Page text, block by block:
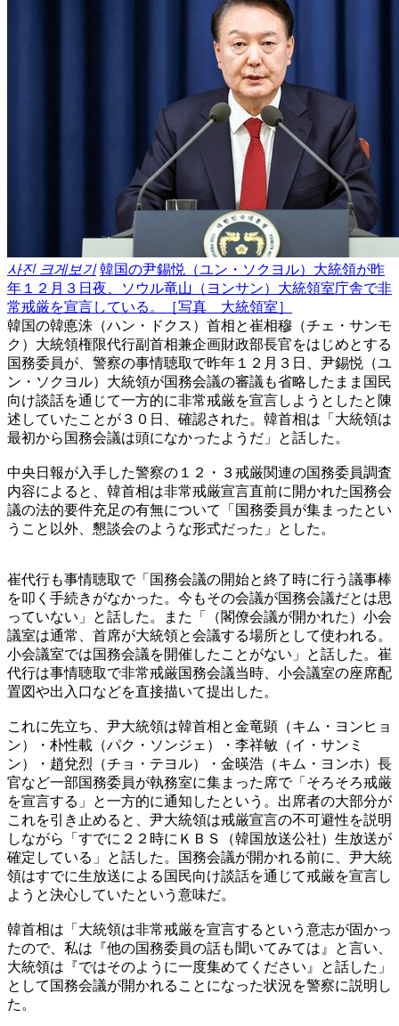
사진 크게보기 韓国の尹錫悦（ユン・ソクヨル）大統領が昨
年１２月３日夜、ソウル竜山（ヨンサン）大統領室庁舎で非
常戒厳を宣言している。［写真 大統領室］
韓国の韓悳洙（ハン・ドクス）首相と崔相穆（チェ・サンモ
ク）大統領権限代行副首相兼企画財政部長官をはじめとする
国務委員が、警察の事情聴取で昨年１２月３日、尹錫悦（ユ
ン・ソクヨル）大統領が国務会議の審議も省略したまま国民
向け談話を通じて一方的に非常戒厳を宣言しようとしたと陳
述していたことが３０日、確認された。韓首相は「大統領は
最初から国務会議は頭になかったようだ」と話した。
中央日報が入手した警察の１２・３戒厳関連の国務委員調査
内容によると、韓首相は非常戒厳宣言直前に開かれた国務会
議の法的要件充足の有無について「国務委員が集まったとい
うこと以外、懇談会のような形式だった」とした。
崔代行も事情聴取で「国務会議の開始と終了時に行う議事棒
を叩く手続きがなかった。今もその会議が国務会議だとは思
っていない」と話した。また「（閣僚会議が開かれた）小会
議室は通常、首席が大統領と会議する場所として使われる。
小会議室では国務会議を開催したことがない」と話した。崔
代行は事情聴取で非常戒厳国務会議当時、小会議室の座席配
置図や出入口などを直接描いて提出した。
これに先立ち、尹大統領は韓首相と金竜顕（キム・ヨンヒョ
ン）・朴性載（パク・ソンジェ）・李祥敏（イ・サンミ
ン）・趙兌烈（チョ・テヨル）・金暎浩（キム・ヨンホ）長
官など一部国務委員が執務室に集まった席で「そろそろ戒厳
を宣言する」と一方的に通知したという。出席者の大部分が
これを引き止めると、尹大統領は戒厳宣言の不可避性を説明
しながら「すでに２２時にＫＢＳ（韓国放送公社）生放送が
確定している」と話した。国務会議が開かれる前に、尹大統
領はすでに生放送による国民向け談話を通じて戒厳を宣言し
ようと決心していたという意味だ。
韓首相は「大統領は非常戒厳を宣言するという意志が固かっ
たので、私は『他の国務委員の話も聞いてみては』と言い、
大統領は『ではそのように一度集めてください』と話した」
として国務会議が開かれることになった状況を警察に説明し
た。